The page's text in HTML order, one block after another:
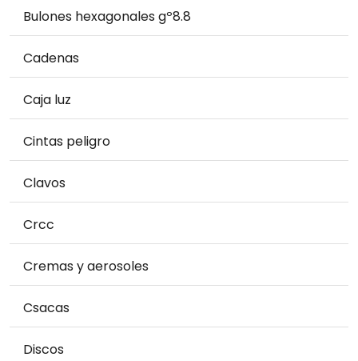
Bulones hexagonales gº8.8
Cadenas
Caja luz
Cintas peligro
Clavos
Crcc
Cremas y aerosoles
Csacas
Discos